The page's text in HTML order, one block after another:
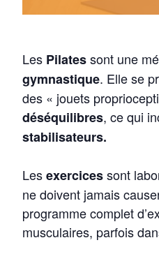
Les Pilatessont une
gymnastique. Elle se
des « jouets
déséquilibres, ce qui
stabilisateurs.
Lesexercicessont
ne doivent jamais
programme complet
musculaires, parfois